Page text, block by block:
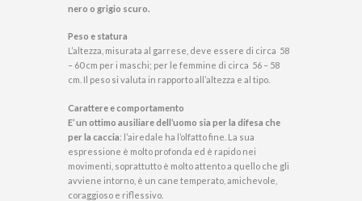
nero o grigio scuro.
Peso e statura
L’altezza, misurata al garrese, deve essere di circa 58
– 60 cm per i maschi; per le femmine di circa 56 – 58
cm. Il peso si valuta in rapporto all’altezza e al tipo.
Carattere e comportamento
E’ un ottimo ausiliare dell’uomo sia per la difesa che
per la caccia: l’airedale ha l’olfatto fine. La sua
espressione è molto profonda ed è rapido nei
movimenti, soprattutto è molto attento a quello che gli
avviene intorno, è un cane temperato, amichevole,
coraggioso e riflessivo.